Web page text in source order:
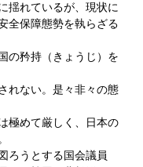
揺れているが、現状に
全保障態勢を執らざる
の矜持（きょうじ）を
れない。是々非々の態
極めて厳しく、日本の
ろうとする国会議員